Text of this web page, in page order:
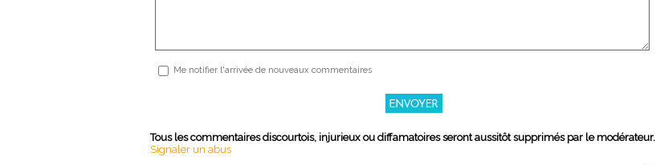
Me notifier l'arrivée de nouveaux commentaires
Tous les commentaires discourtois, injurieux ou diffamatoires seront aussitôt supprimés par le modérateur.
Signaler un abus